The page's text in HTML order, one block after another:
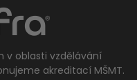
v oblasti vzdělávání
akreditací MŠMT.